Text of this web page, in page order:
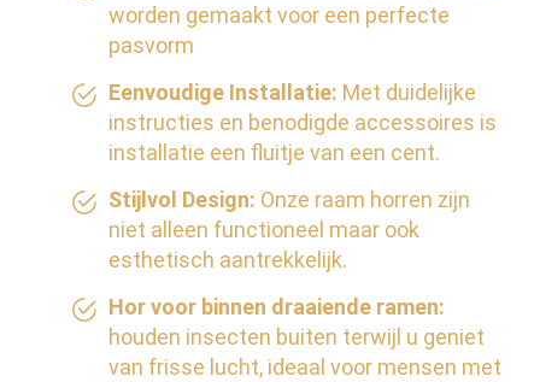
worden gemaakt voor een perfecte
pasvorm
Eenvoudige Installatie: Met duidelijke
instructies en benodigde accessoires is
installatie een fluitje van een cent.
Stijlvol Design: Onze raam horren zijn
niet alleen functioneel maar ook
esthetisch aantrekkelijk.
Hor voor binnen draaiende ramen:
houden insecten buiten terwijl u geniet
van frisse lucht, ideaal voor mensen met